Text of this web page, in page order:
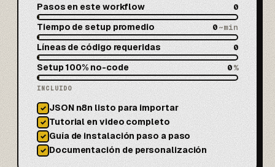
Pasos en este workflow 0
Tiempo de setup promedio 0~min
Líneas de código requeridas 0
Setup 100% no-code 0%
INCLUIDO
✓ JSON n8n listo para importar
✓ Tutorial en video completo
✓ Guía de instalación paso a paso
✓ Documentación de personalización